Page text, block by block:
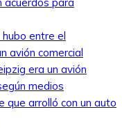
entre el
avión comercial
era un avión
medios
que arrolló con un auto